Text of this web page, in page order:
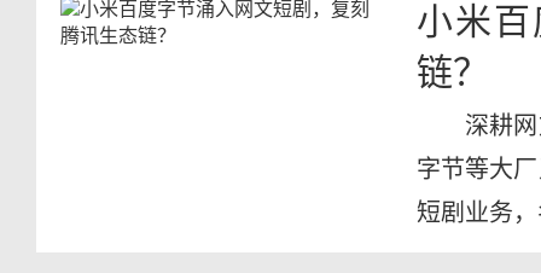
小米
链？
深耕
字节等大
短剧业务